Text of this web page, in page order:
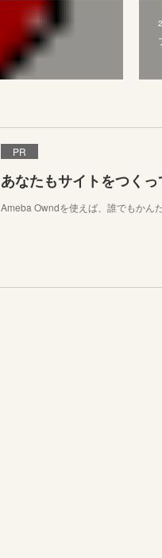
PR
あなたもサイトをつく
Ameba Owndを使えば、誰でもかん